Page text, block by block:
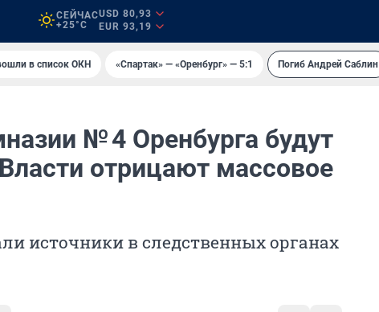
СЕЙЧАС
+25°C
USD 80,93
EUR 93,19
в список ОКН «Спартак» — «Оренбург» — 5:1 Погиб Андрей Саблин
№ 4 Оренбурга будут
отрицают массовое
источники в следственных органах